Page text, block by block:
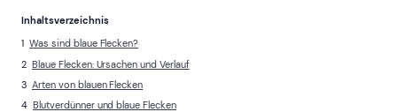
Inhaltsverzeichnis
Was sind blaue Flecken?
Blaue Flecken: Ursachen und Verlauf
Arten von blauen Flecken
Blutverdünner und blaue Flecken